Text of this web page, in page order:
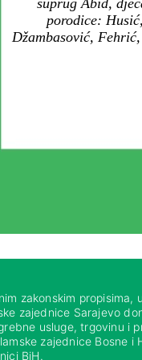
suprug Abid,
porodice:
Džambasović,
zakonskim
zajednice Sarajevo
usluge, trgovinu i
zajednice Bosne
BiH.